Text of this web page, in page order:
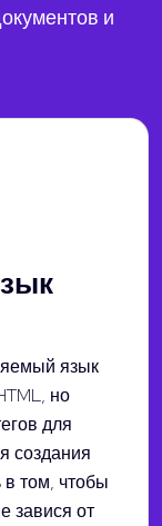
и
язык
но
для
создания
том, чтобы
завися от